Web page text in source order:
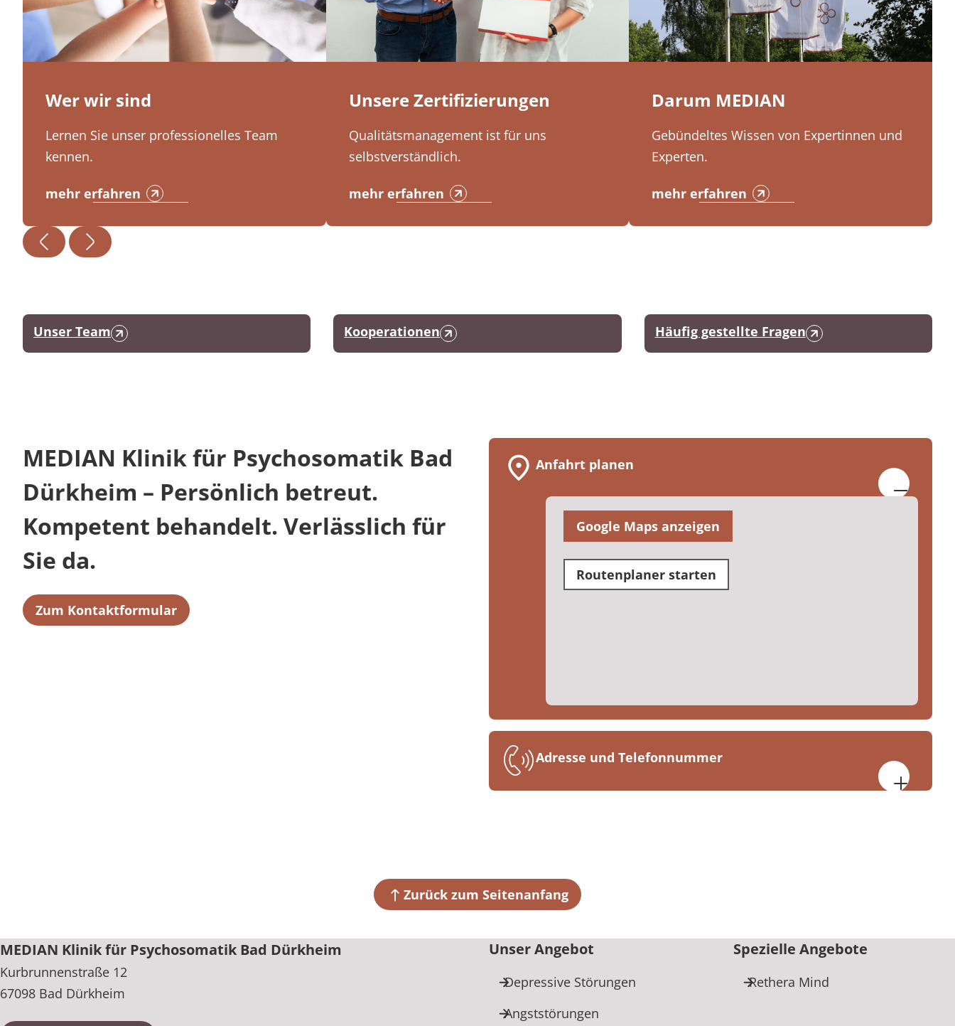
Wer wir sind
Lernen Sie unser professionelles Team
kennen.
mehr erfahren
Unsere Zertifizierungen
Qualitätsmanagement ist für uns
selbstverständlich.
mehr erfahren
Darum MEDIAN
Gebündeltes Wissen von Expertinnen und
Experten.
mehr erfahren
Unser Team Kooperationen Häufig gestellte Fragen
MEDIAN Klinik für Psychosomatik Bad
Dürkheim – Persönlich betreut.
Kompetent behandelt. Verlässlich für
Sie da.
Zum Kontaktformular
Anfahrt planen
Google Maps anzeigen
Routenplaner starten
Adresse und Telefonnummer
+49 6322 9340
Zurück zum Seitenanfang
MEDIAN Klinik für Psychosomatik Bad Dürkheim
Kurbrunnenstraße 12
67098 Bad Dürkheim
Unser Angebot
Depressive Störungen
Angststörungen
Spezielle Angebote
Rethera Mind